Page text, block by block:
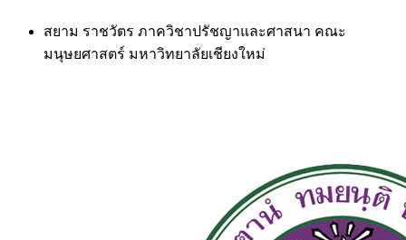
สยาม ราชวัตร ภาควิชาปรัชญาและศาสนา คณะ
มนุษยศาสตร์ มหาวิทยาลัยเชียงใหม่